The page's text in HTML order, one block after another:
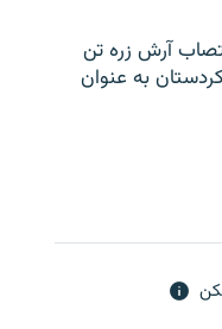
آرش زره تن
به عنوان